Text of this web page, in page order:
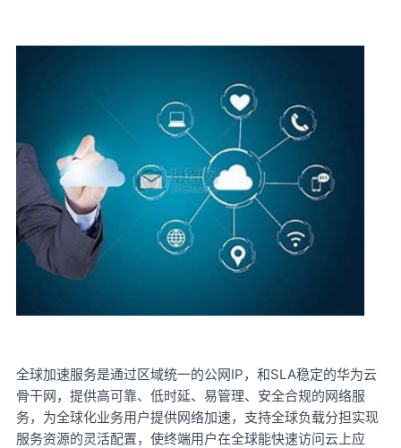
全球加速服务是通过区域统一的公网 IP，和SLA稳定的华为云
骨干网，提供高可靠、低时延、易管理、安全合规的网络服
务，为全球化业务用户提供网络加速，支持全球负载分担实现
服务资源的灵活配置，使终端用户在全球能快速访问云上应